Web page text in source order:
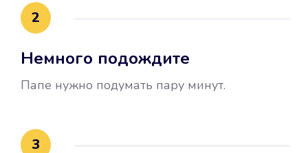
воспользовались бесплатной
это открыло новые возможности в
2
Немного подождите
Папе нужно подумать пару минут.
3